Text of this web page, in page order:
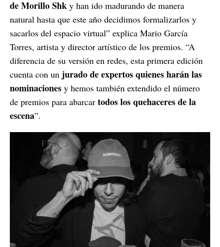
de Morillo Shk y han ido madurando de manera
natural hasta que este año decidimos formalizarlos y
sacarlos del espacio virtual” explica Mario García
Torres, artista y director artístico de los premios. “A
diferencia de su versión en redes, esta primera edición
cuenta con un jurado de expertos quienes harán las
nominaciones y hemos también extendido el número
de premios para abarcar todos los quehaceres de la
escena”.